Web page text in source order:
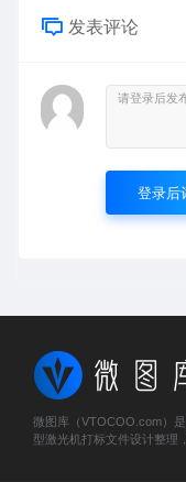
发表评论
登录后
微图库（VTOCOO.com）
型激光机打标文件设计整理